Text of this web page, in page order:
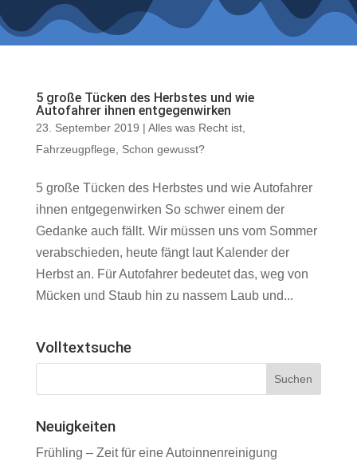
5 große Tücken des Herbstes und wie
Autofahrer ihnen entgegenwirken
23. September 2019 | Alles was Recht ist,
Fahrzeugpflege
Schon gewusst?
5 große Tücken des Herbstes und wie Autofahrer
ihnen entgegenwirken So schwer einem der
Gedanke auch fällt. Wir müssen uns vom Sommer
verabschieden, heute fängt laut Kalender der
Herbst an. Für Autofahrer bedeutet das, weg von
Mücken und Staub hin zu nassem Laub und...
Volltextsuche
Neuigkeiten
Frühling – Zeit für eine Autoinnenreinigung